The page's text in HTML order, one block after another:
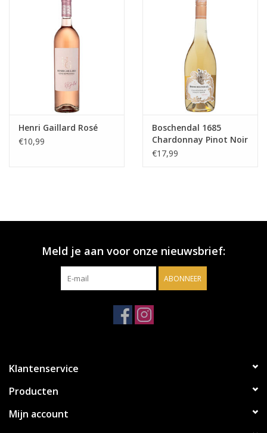
Henri Gaillard Rosé
€10,99
Boschendal 1685
Chardonnay Pinot Noir
€17,99
Meld je aan voor onze nieuwsbrief:
ABONNEER
Klantenservice
Producten
Mijn account